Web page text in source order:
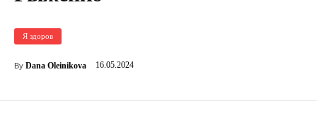
Я здоров
By Dana Oleinikova 16.05.2024